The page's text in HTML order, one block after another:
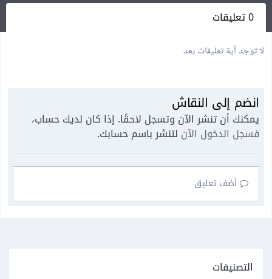
0 تعليقات
لا توجد أية تعليقات بعد
انضم إلى النقاش
يمكنك أن تنشر الآن وتسجل لاحقًا. إذا كان لديك حساب،
فسجل الدخول الآن لتنشر باسم حسابك.
أضف تعليق
التصنيفات